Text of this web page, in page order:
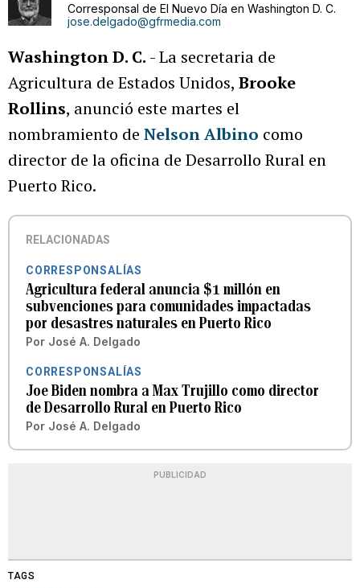
Corresponsal de El Nuevo Día en Washington D. C.
jose.delgado@gfrmedia.com
Washington D. C. - La secretaria de
Agricultura de Estados Unidos, Brooke
Rollins, anunció este martes el
nombramiento de Nelson Albino como
director de la oficina de Desarrollo Rural en
Puerto Rico.
RELACIONADAS
CORRESPONSALÍAS
Agricultura federal anuncia $1 millón en
subvenciones para comunidades impactadas
por desastres naturales en Puerto Rico
Por José A. Delgado
CORRESPONSALÍAS
Joe Biden nombra a Max Trujillo como director
de Desarrollo Rural en Puerto Rico
Por José A. Delgado
PUBLICIDAD
TAGS